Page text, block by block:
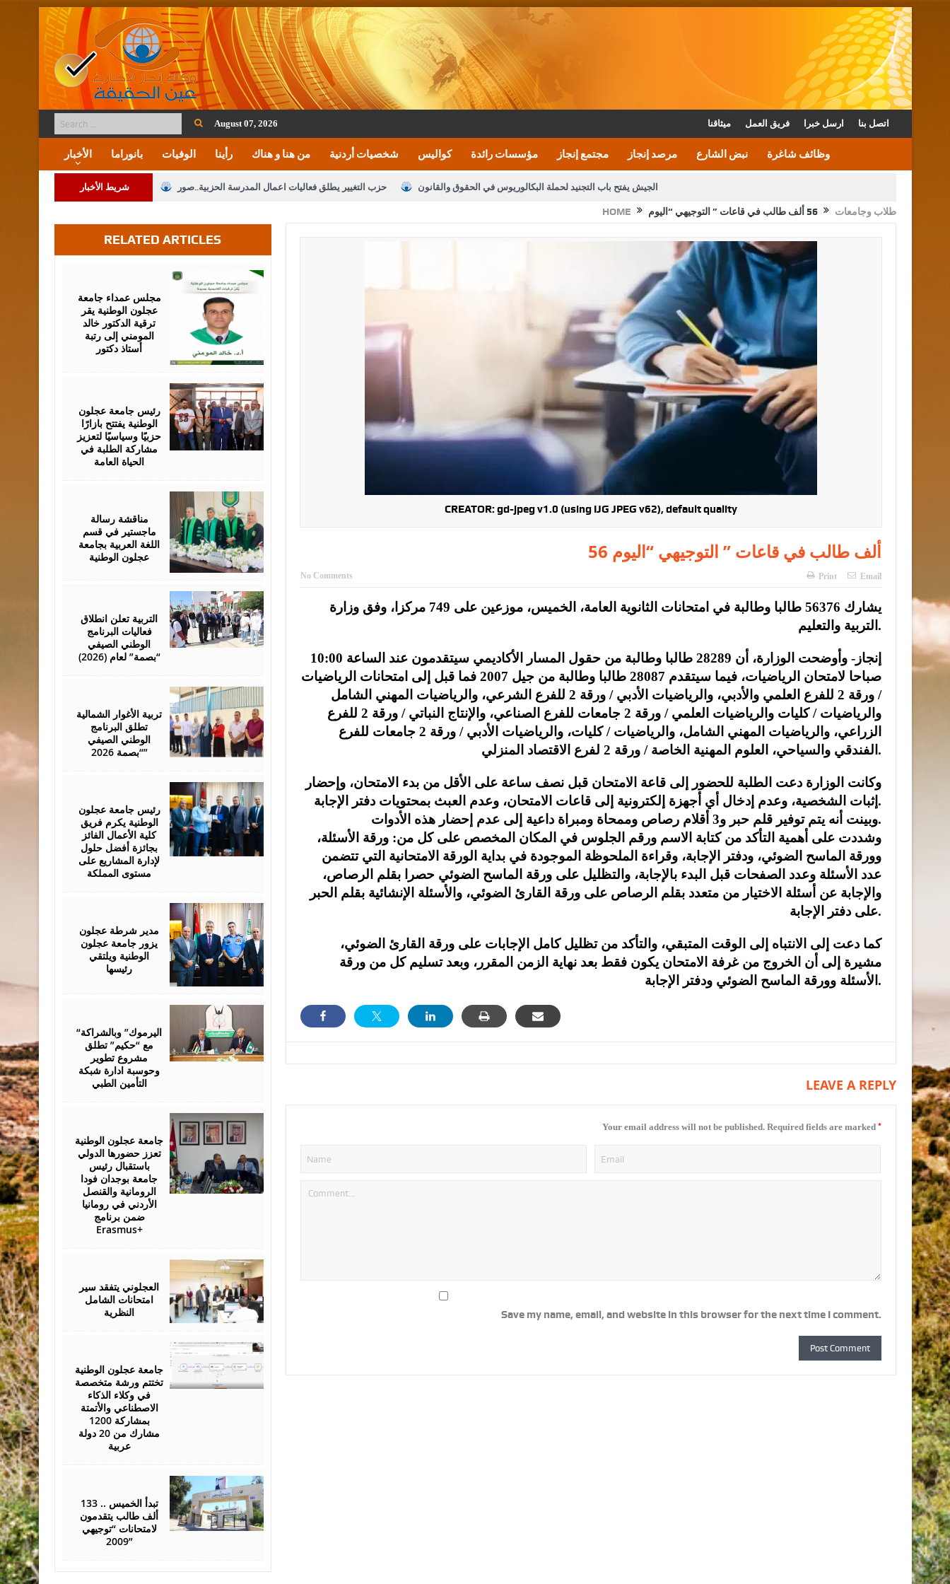
August 07, 2026 ميثاقنا فريق العمل ارسل خبرا اتصل بنا
الأخبار بانوراما الوفيات رأينا من هنا و هناك شخصيات أردنية كواليس مؤسسات رائدة مجتمع إنجاز مرصد إنجاز نبض الشارع وظائف شاغرة
شريط الأخبار حزب التغيير يطلق فعاليات اعمال المدرسة الحزبية..صور الجيش يفتح باب التجنيد لحملة البكالوريوس في الحقوق والقانون
الأمن يتلف 16 مليون حبة كبتاجون و1480 كغم مواد مخدرة
النواب يقر مشروع تعديل قانون الملكية العقارية القاضي يلتقي رؤساء تحرير الصحف اليومية ويؤكد حرص مجلس النواب على شراكة فاعلة مع الإعلام
دعوة المكلفين بخدمة العلم (الدفعة الثالثة) إلى مراجعة منصة خدمة العلم الملك يتلقى اتصالا هاتفيا من العاهل البحريني
القاضي محمود أحمد فريحات.. مبارك ومزيدا من التوفيق
HOME طلاب وجامعات 56 ألف طالب في قاعات ” التوجيهي “اليوم
CREATOR: gd-jpeg v1.0 (using IJG JPEG v62), default quality
56 ألف طالب في قاعات ” التوجيهي “اليوم
No Comments Print Email
يشارك 56376 طالبا وطالبة في امتحانات الثانوية العامة، الخميس، موزعين على 749 مركزا، وفق وزارة
التربية والتعليم.
إنجاز- وأوضحت الوزارة، أن 28289 طالبا وطالبة من حقول المسار الأكاديمي سيتقدمون عند الساعة 10:00
صباحا لامتحان الرياضيات، فيما سيتقدم 28087 طالبا وطالبة من جيل 2007 فما قبل إلى امتحانات الرياضيات
/ ورقة 2 للفرع العلمي والأدبي، والرياضيات الأدبي / ورقة 2 للفرع الشرعي، والرياضيات المهني الشامل
والرياضيات / كليات والرياضيات العلمي / ورقة 2 جامعات للفرع الصناعي، والإنتاج النباتي / ورقة 2 للفرع
الزراعي، والرياضيات المهني الشامل، والرياضيات / كليات، والرياضيات الأدبي / ورقة 2 جامعات للفرع
الفندقي والسياحي، العلوم المهنية الخاصة / ورقة 2 لفرع الاقتصاد المنزلي.
وكانت الوزارة دعت الطلبة للحضور إلى قاعة الامتحان قبل نصف ساعة على الأقل من بدء الامتحان، وإحضار
إثبات الشخصية، وعدم إدخال أي أجهزة إلكترونية إلى قاعات الامتحان، وعدم العبث بمحتويات دفتر الإجابة.
وبينت أنه يتم توفير قلم حبر و3 أقلام رصاص وممحاة ومبراة داعية إلى عدم إحضار هذه الأدوات.
وشددت على أهمية التأكد من كتابة الاسم ورقم الجلوس في المكان المخصص على كل من: ورقة الأسئلة،
وورقة الماسح الضوئي، ودفتر الإجابة، وقراءة الملحوظة الموجودة في بداية الورقة الامتحانية التي تتضمن
عدد الأسئلة وعدد الصفحات قبل البدء بالإجابة، والتظليل على ورقة الماسح الضوئي حصرا بقلم الرصاص،
والإجابة عن أسئلة الاختيار من متعدد بقلم الرصاص على ورقة القارئ الضوئي، والأسئلة الإنشائية بقلم الحبر
على دفتر الإجابة.
كما دعت إلى الانتباه إلى الوقت المتبقي، والتأكد من تظليل كامل الإجابات على ورقة القارئ الضوئي،
مشيرة إلى أن الخروج من غرفة الامتحان يكون فقط بعد نهاية الزمن المقرر، وبعد تسليم كل من ورقة
الأسئلة وورقة الماسح الضوئي ودفتر الإجابة.
LEAVE A REPLY
Your email address will not be published. Required fields are marked *
Save my name, email, and website in this browser for the next time I comment.
RELATED ARTICLES
مجلس عمداء جامعة
عجلون الوطنية يقر
ترقية الدكتور خالد
المومني إلى رتبة
أستاذ دكتور
رئيس جامعة عجلون
الوطنية يفتتح بازارًا
حزبيًا وسياسيًا لتعزيز
مشاركة الطلبة في
الحياة العامة
مناقشة رسالة
ماجستير في قسم
اللغة العربية بجامعة
عجلون الوطنية
التربية تعلن انطلاق
فعاليات البرنامج
الوطني الصيفي
“بصمة” لعام (2026)
تربية الأغوار الشمالية
تطلق البرنامج
الوطني الصيفي
“بصمة 2026”
2026
رئيس جامعة عجلون
الوطنية يكرم فريق
كلية الأعمال الفائز
بجائزة أفضل حلول
لإدارة المشاريع على
مستوى المملكة
مدير شرطة عجلون
يزور جامعة عجلون
الوطنية ويلتقي
رئيسها
“اليرموك” وبالشراكة
مع “حكيم” تطلق
مشروع تطوير
وحوسبة ادارة شبكة
التأمين الطبي
جامعة عجلون الوطنية
تعزز حضورها الدولي
باستقبال رئيس
جامعة بوجدان فودا
الرومانية والقنصل
الأردني في رومانيا
ضمن برنامج
Erasmus+
العجلوني يتفقد سير
امتحانات الشامل
النظرية
جامعة عجلون الوطنية
تختتم ورشة متخصصة
في وكلاء الذكاء
الاصطناعي والأتمتة
بمشاركة 1200
مشارك من 20 دولة
عربية
تبدأ الخميس .. 133
ألف طالب يتقدمون
لامتحانات “توجيهي
2009”